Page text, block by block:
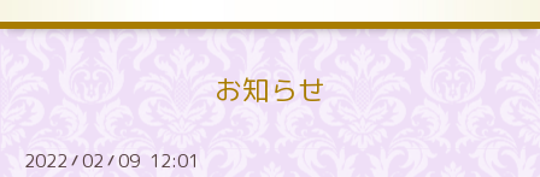
お知らせ
2022 /02 /09 12:01